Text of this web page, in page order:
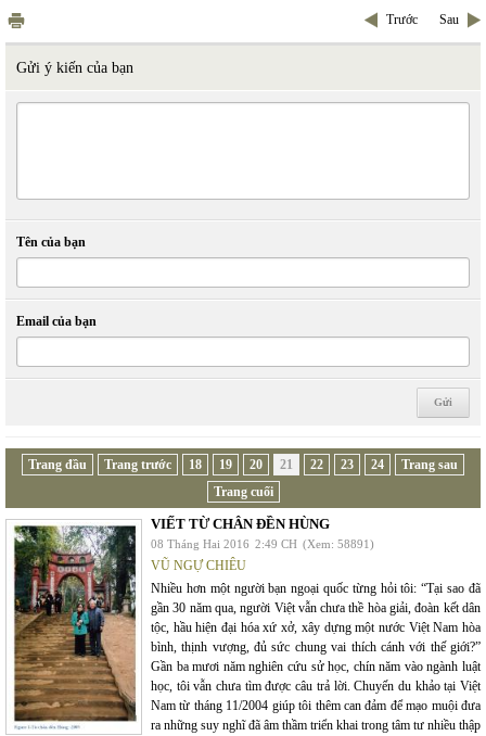
Trước Sau
Gửi ý kiến của bạn
Tên của bạn
Email của bạn
Trang đầu Trang trước 18 19 20 21 22 23 24
Trang sau
Trang cuối
VIẾT TỪ CHÂN ĐỀN HÙNG
08 Tháng Hai 2016 2:49 CH (Xem: 58891)
VŨ NGỰ CHIÊU
Nhiều hơn một người bạn ngoại quốc từng hỏi tôi: “Tại sao đã
gần 30 năm qua, người Việt vẫn chưa thề hòa giải, đoàn kết dân
tộc, hầu hiện đại hóa xứ xở, xây dựng một nước Việt Nam hòa
bình, thịnh vượng, đủ sức chung vai thích cánh với thế giới?”
Gần ba mươi năm nghiên cứu sử học, chín năm vào ngành luật
học, tôi vẫn chưa tìm được câu trả lời. Chuyến du khảo tại Việt
Nam từ tháng 11/2004 giúp tôi thêm can đảm để mạo muội đưa
ra những suy nghĩ đã âm thầm triển khai trong tâm tư nhiều thập